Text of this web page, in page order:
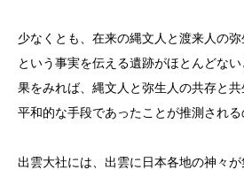
少なくとも、在来の縄文人と渡来人の
という事実を伝える遺跡がほとんどな
果をみれば、縄文人と弥生人の共存と
平和的な手段であったことが推測される
出雲大社には、出雲に日本各地の神々